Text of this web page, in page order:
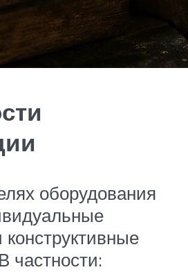
оборудования
частности: